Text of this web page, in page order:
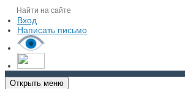
Вход
Написать письмо
Открыть меню